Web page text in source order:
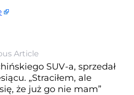
Article
SUV-a, sprzedał
„Straciłem, ale
że już go nie mam”